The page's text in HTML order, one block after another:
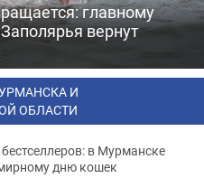
главному
вернут
И
ОБЛАСТИ
в Мурманске
дню кошек